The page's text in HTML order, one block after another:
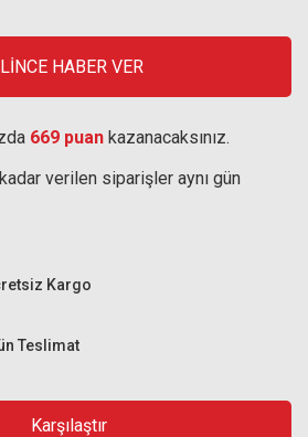
HABER VER
669 puan kazanacaksınız.
kadar verilen siparişler aynı gün
Teslimat
Kargo
Karşılaştır